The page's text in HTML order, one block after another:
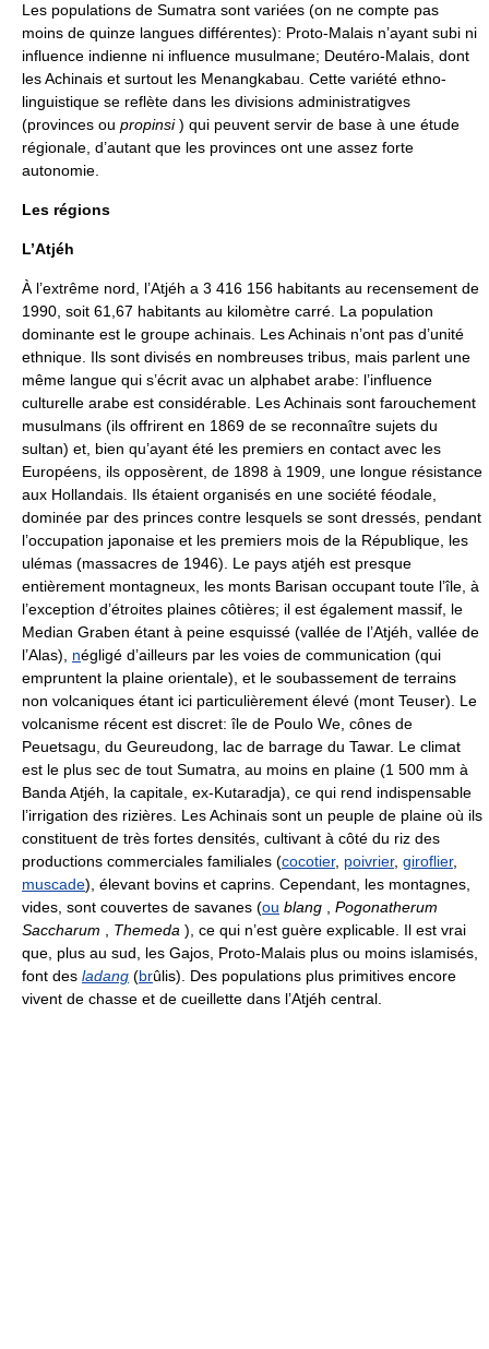
Les populations de Sumatra sont variées (on ne compte pas
moins de quinze langues différentes): Proto-Malais n’ayant subi ni
influence indienne ni influence musulmane; Deutéro-Malais, dont
les Achinais et surtout les Menangkabau. Cette variété ethno-
linguistique se reflète dans les divisions administratigves
(provinces ou propinsi) qui peuvent servir de base à une étude
régionale, d’autant que les provinces ont une assez forte
autonomie.
Les régions
L’Atjéh
À l’extrême nord, l’Atjéh a 3 416 156 habitants au recensement de
1990, soit 61,67 habitants au kilomètre carré. La population
dominante est le groupe achinais. Les Achinais n’ont pas d’unité
ethnique. Ils sont divisés en nombreuses tribus, mais parlent une
même langue qui s’écrit avac un alphabet arabe: l’influence
culturelle arabe est considérable. Les Achinais sont farouchement
musulmans (ils offrirent en 1869 de se reconnaître sujets du
sultan) et, bien qu’ayant été les premiers en contact avec les
Européens, ils opposèrent, de 1898 à 1909, une longue résistance
aux Hollandais. Ils étaient organisés en une société féodale,
dominée par des princes contre lesquels se sont dressés, pendant
l’occupation japonaise et les premiers mois de la République, les
ulémas (massacres de 1946). Le pays atjéh est presque
entièrement montagneux, les monts Barisan occupant toute l’île, à
l’exception d’étroites plaines côtières; il est également massif, le
Median Graben étant à peine esquissé (vallée de l’Atjéh, vallée de
l’Alas), négligé d’ailleurs par les voies de communication (qui
empruntent la plaine orientale), et le soubassement de terrains
non volcaniques étant ici particulièrement élevé (mont Teuser). Le
volcanisme récent est discret: île de Poulo We, cônes de
Peuetsagu, du Geureudong, lac de barrage du Tawar. Le climat
est le plus sec de tout Sumatra, au moins en plaine (1 500 mm à
Banda Atjéh, la capitale, ex-Kutaradja), ce qui rend indispensable
l’irrigation des rizières. Les Achinais sont un peuple de plaine où ils
constituent de très fortes densités, cultivant à côté du riz des
productions commerciales familiales (cocotier, poivrier, giroflier,
muscade), élevant bovins et caprins. Cependant, les montagnes,
vides, sont couvertes de savanes (ou blang , Pogonatherum
Saccharum , Themeda ), ce qui n’est guère explicable. Il est vrai
que, plus au sud, les Gajos, Proto-Malais plus ou moins islamisés,
font des ladang (brûlis). Des populations plus primitives encore
vivent de chasse et de cueillette dans l’Atjéh central.